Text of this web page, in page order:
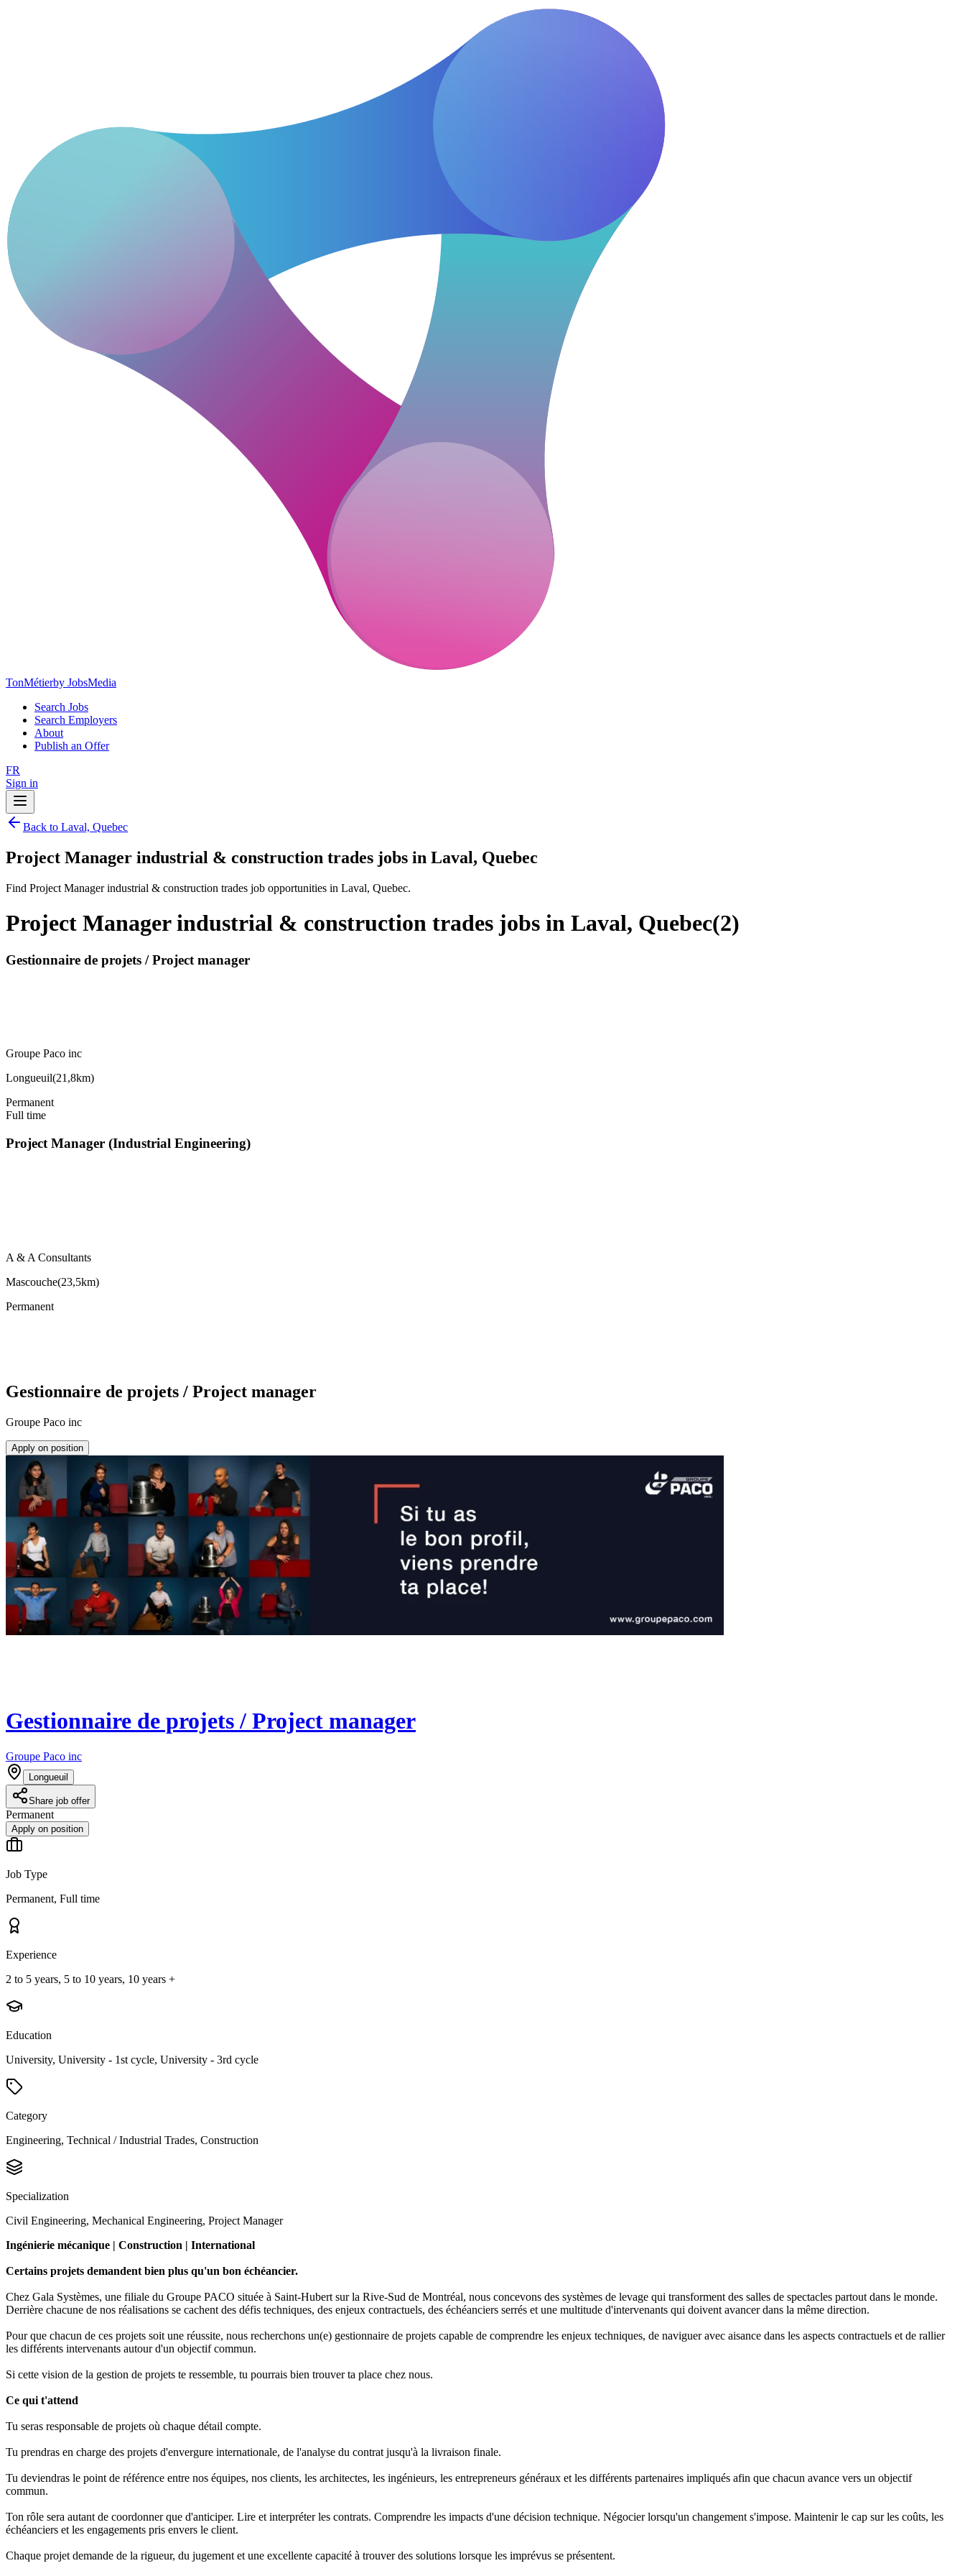
TonMétierby JobsMedia
Search Jobs
Search Employers
About
Publish an Offer
FR
Sign in
Back to Laval, Quebec
Project Manager industrial & construction trades jobs in Laval, Quebec
Find Project Manager industrial & construction trades job opportunities in Laval, Quebec.
Project Manager industrial & construction trades jobs in Laval, Quebec(2)
Gestionnaire de projets / Project manager
Groupe Paco inc
Longueuil(21,8km)
Permanent
Full time
Project Manager (Industrial Engineering)
A & A Consultants
Mascouche(23,5km)
Permanent
Gestionnaire de projets / Project manager
Groupe Paco inc
Apply on position
Gestionnaire de projets / Project manager
Groupe Paco inc
Longueuil
Share job offer
Permanent
Apply on position
Job Type
Permanent, Full time
Experience
2 to 5 years, 5 to 10 years, 10 years +
Education
University, University - 1st cycle, University - 3rd cycle
Category
Engineering, Technical / Industrial Trades, Construction
Specialization
Civil Engineering, Mechanical Engineering, Project Manager
Ingénierie mécanique | Construction | International
Certains projets demandent bien plus qu'un bon échéancier.
Chez Gala Systèmes, une filiale du Groupe PACO située à Saint-Hubert sur la Rive-Sud de Montréal, nous concevons des systèmes de levage qui transforment des salles de spectacles partout dans le monde.
Derrière chacune de nos réalisations se cachent des défis techniques, des enjeux contractuels, des échéanciers serrés et une multitude d'intervenants qui doivent avancer dans la même direction.
Pour que chacun de ces projets soit une réussite, nous recherchons un(e) gestionnaire de projets capable de comprendre les enjeux techniques, de naviguer avec aisance dans les aspects contractuels et de rallier
les différents intervenants autour d'un objectif commun.
Si cette vision de la gestion de projets te ressemble, tu pourrais bien trouver ta place chez nous.
Ce qui t'attend
Tu seras responsable de projets où chaque détail compte.
Tu prendras en charge des projets d'envergure internationale, de l'analyse du contrat jusqu'à la livraison finale.
Tu deviendras le point de référence entre nos équipes, nos clients, les architectes, les ingénieurs, les entrepreneurs généraux et les différents partenaires impliqués afin que chacun avance vers un objectif
commun.
Ton rôle sera autant de coordonner que d'anticiper. Lire et interpréter les contrats. Comprendre les impacts d'une décision technique. Négocier lorsqu'un changement s'impose. Maintenir le cap sur les coûts, les
échéanciers et les engagements pris envers le client.
Chaque projet demande de la rigueur, du jugement et une excellente capacité à trouver des solutions lorsque les imprévus se présentent.